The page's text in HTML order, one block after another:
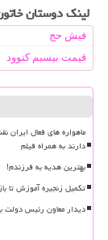
لینک دوستان
فیش حج
قیمت بیسیم کنوود
ماهواره های فعال
دارند به همراه فیلم
بهترین هدیه به فرزندم!
تکمیل زنجیره آموزش تا
دیدار معاون رئیس دولت